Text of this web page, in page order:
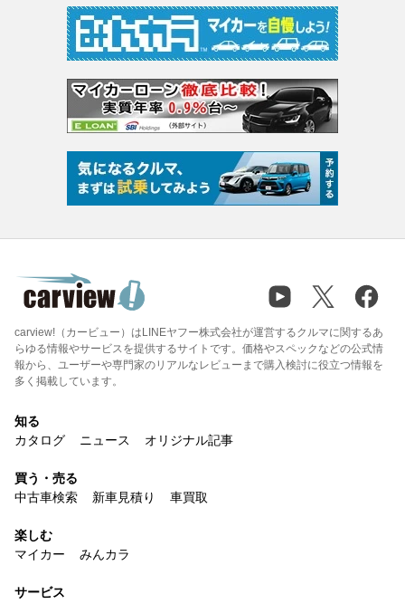
carview!（カービュー）はLINEヤフー株式会社が運営するクルマに関するあ
らゆる情報やサービスを提供するサイトです。価格やスペックなどの公式情
報から、ユーザーや専門家のリアルなレビューまで購入検討に役立つ情報を
多く掲載しています。
知る
カタログ
ニュース オリジナル記事
買う・売る
中古車検索
新車見積り 車買取
楽しむ
マイカー
みんカラ
サービス